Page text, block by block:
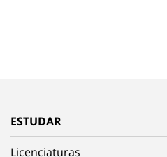
ESTUDAR
Licenciaturas